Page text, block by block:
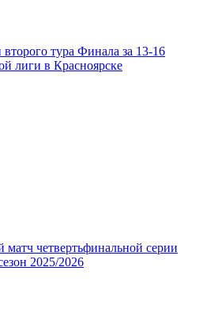
второго тура Финала за 13-16
лиги в Красноярске
матч четвертьфинальной серии
2025/2026